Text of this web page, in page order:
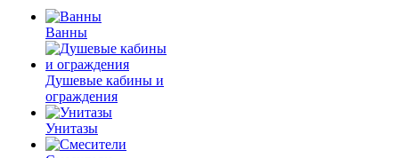
Ванны
Душевые кабины и
ограждения
Унитазы